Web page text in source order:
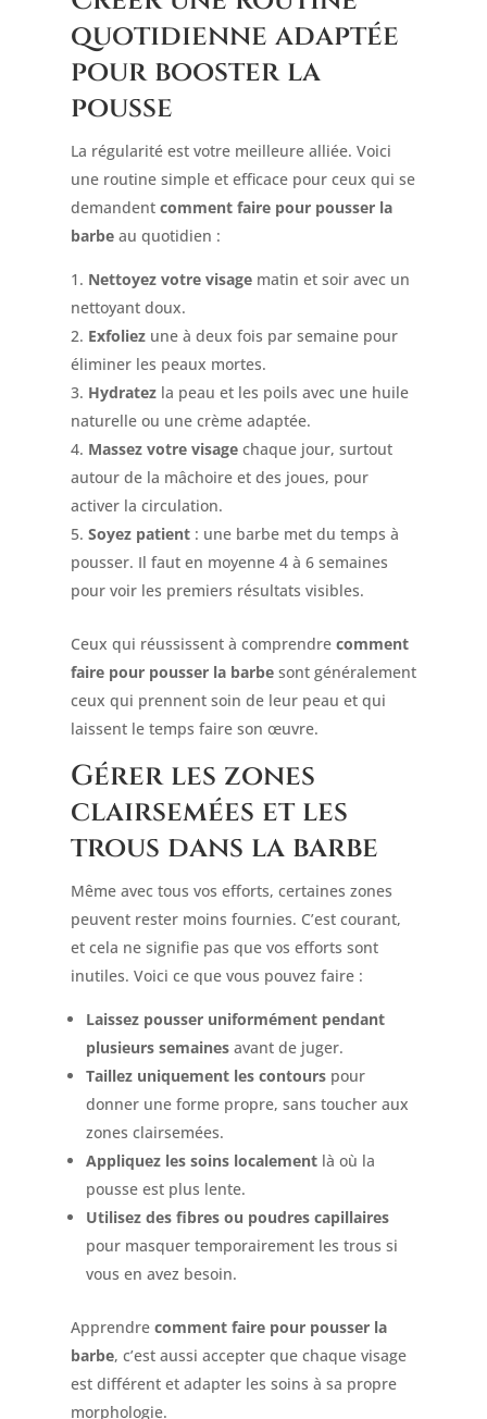
quotidienne adaptée
pour booster la
pousse
La régularité est votre meilleure alliée. Voici
une routine simple et efficace pour ceux qui se
demandent comment faire pour pousser la
barbeau quotidien :
Nettoyez votre visagematin et soir avec un
nettoyant doux.
Exfoliezune à deux fois par semaine pour
éliminer les peaux mortes.
Hydratezla peau et les poils avec une huile
naturelle ou une crème adaptée.
Massez votre visagechaque jour, surtout
autour de la mâchoire et des joues, pour
activer la circulation.
Soyez patient: une barbe met du temps à
pousser. Il faut en moyenne 4 à 6 semaines
pour voir les premiers résultats visibles.
Ceux qui réussissent à comprendre comment
faire pour pousser la barbesont généralement
ceux qui prennent soin de leur peau et qui
laissent le temps faire son œuvre.
Gérer les zones
clairsemées et les
trous dans la barbe
Même avec tous vos efforts, certaines zones
peuvent rester moins fournies. C’est courant,
et cela ne signifie pas que vos efforts sont
inutiles. Voici ce que vous pouvez faire :
Laissez pousser uniformément pendant
plusieurs semainesavant de juger.
Taillez uniquement les contourspour
donner une forme propre, sans toucher aux
zones clairsemées.
Appliquez les soins localementlà où la
pousse est plus lente.
Utilisez des fibres ou poudres capillaires
pour masquer temporairement les trous si
vous en avez besoin.
Apprendre comment faire pour pousser la
barbe, c’est aussi accepter que chaque visage
est différent et adapter les soins à sa propre
morphologie.